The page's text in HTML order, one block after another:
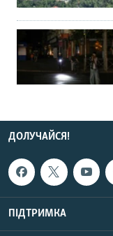
ДОЛУЧАЙСЯ!
ПІДТРИМКА